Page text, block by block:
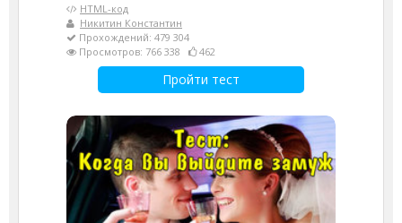
HTML-код
Никитин Константин
Прохождений: 479 304
Просмотров: 766 338
462
Пройти тест